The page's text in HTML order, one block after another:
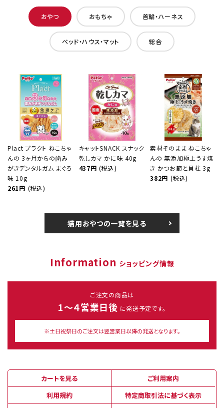
おやつ おもちゃ 首輪・ハーネス
ベッド・ハウス・マット 総合
Plact プラクト ねこちゃ
んの 3ヶ月からの歯み
がきデンタルガム まぐろ
味 10g
261円 (税込)
キャットSNACK スナック
乾しカマ かに味 40g
437円 (税込)
素材そのまま ねこちゃ
んの 無添加極上うす焼
き かつお節と貝柱 3g
382円 (税込)
猫用おやつの一覧を見る
Information ショッピング情報
ご注文の商品は
1～４営業日後 に発送予定です。
※土日祝祭日のご注文は翌営業日以降の発送となります。
カートを見る
ご利用案内
利用規約
特定商取引法に基づく表示